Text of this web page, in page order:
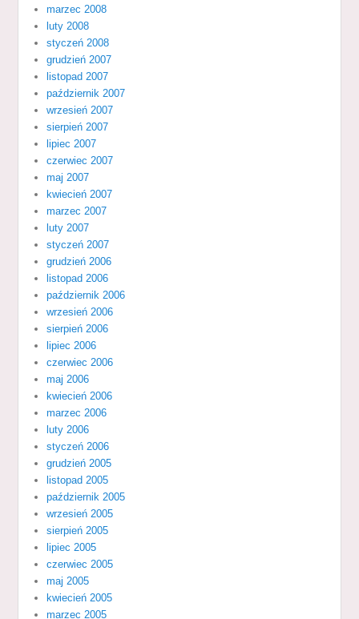
marzec 2008
luty 2008
styczeń 2008
grudzień 2007
listopad 2007
październik 2007
wrzesień 2007
sierpień 2007
lipiec 2007
czerwiec 2007
maj 2007
kwiecień 2007
marzec 2007
luty 2007
styczeń 2007
grudzień 2006
listopad 2006
październik 2006
wrzesień 2006
sierpień 2006
lipiec 2006
czerwiec 2006
maj 2006
kwiecień 2006
marzec 2006
luty 2006
styczeń 2006
grudzień 2005
listopad 2005
październik 2005
wrzesień 2005
sierpień 2005
lipiec 2005
czerwiec 2005
maj 2005
kwiecień 2005
marzec 2005